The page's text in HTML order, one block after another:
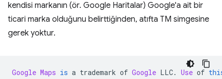
kendisi markanın (ör. Google Haritalar) Google'a ait bir
ticari marka olduğunu belirttiğinden, atıfta TM simgesine
gerek yoktur.
Google Maps is a trademark of Google LLC. Use of